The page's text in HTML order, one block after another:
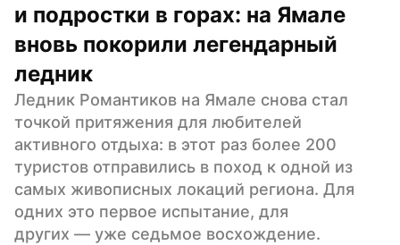
и подростки в горах: на Ямале
вновь покорили легендарный
ледник
Ледник Романтиков на Ямале снова стал
точкой притяжения для любителей
активного отдыха: в этот раз более 200
туристов отправились в поход к одной из
самых живописных локаций региона. Для
одних это первое испытание, для
других — уже седьмое восхождение.